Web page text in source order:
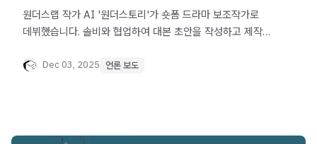
원더스랩 작가 AI '원더스토리'가 숏폼 드라마 보조작가로
데뷔했습니다. 솔비와 협업하여 대본 초안을 작성하고 제작
확인하세요.
Dec 03, 2025 언론 보도